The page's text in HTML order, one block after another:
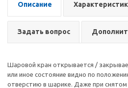
Описание
Задать вопрос
Шаровой кран открывается /
или иное состояние видно по
отверстию в шарике. Даже при снятом